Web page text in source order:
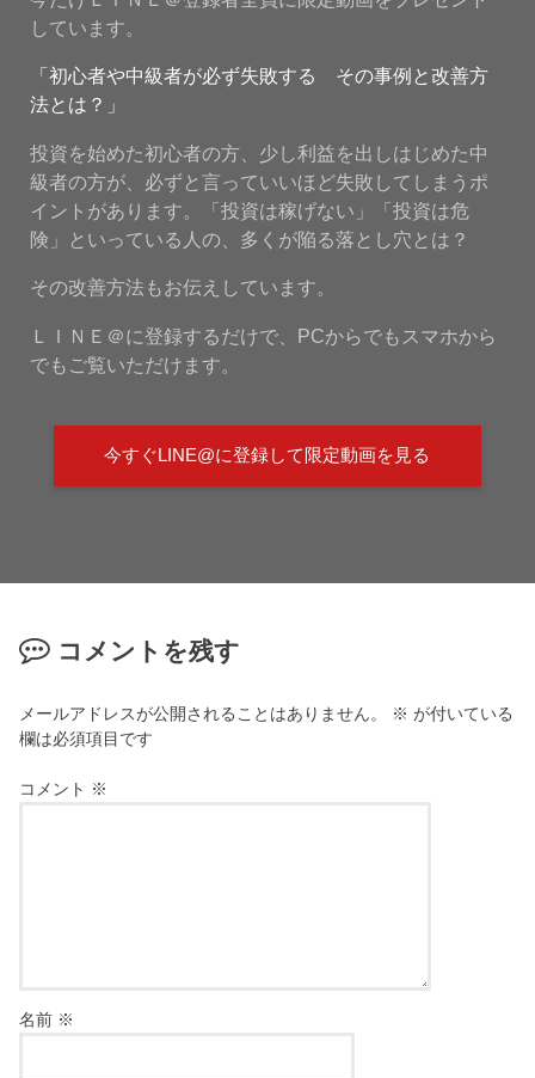
しています。
「初心者や中級者が必ず失敗する その事例と改善方
法とは？」
投資を始めた初心者の方、少し利益を出しはじめた中
級者の方が、必ずと言っていいほど失敗してしまうポ
イントがあります。「投資は稼げない」「投資は危
険」といっている人の、多くが陥る落とし穴とは？
その改善方法もお伝えしています。
ＬＩＮＥ＠に登録するだけで、PCからでもスマホから
でもご覧いただけます。
今すぐLINE@に登録して限定動画を見る
コメントを残す
メールアドレスが公開されることはありません。 ※ が付いている
欄は必須項目です
コメント ※
名前 ※